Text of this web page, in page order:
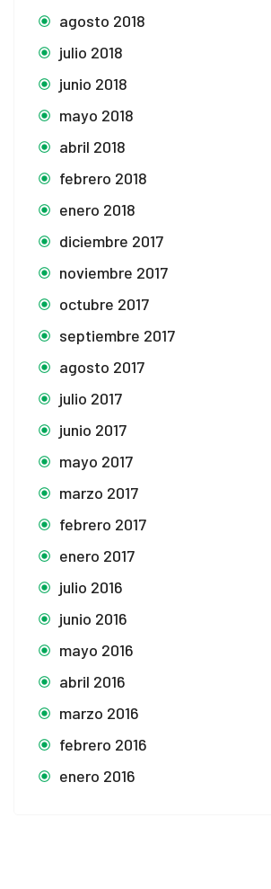
agosto 2018
julio 2018
junio 2018
mayo 2018
abril 2018
febrero 2018
enero 2018
diciembre 2017
noviembre 2017
octubre 2017
septiembre 2017
agosto 2017
julio 2017
junio 2017
mayo 2017
marzo 2017
febrero 2017
enero 2017
julio 2016
junio 2016
mayo 2016
abril 2016
marzo 2016
febrero 2016
enero 2016